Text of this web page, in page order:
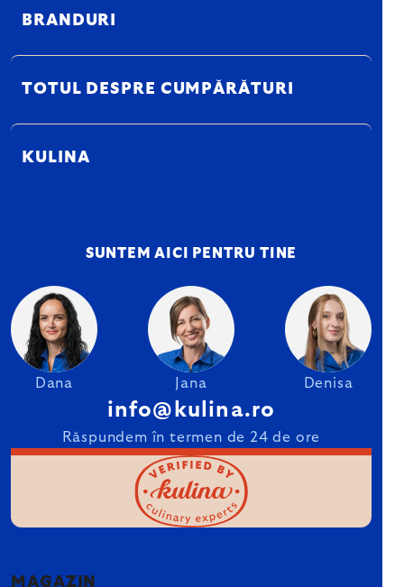
BRANDURI
TOTUL DESPRE CUMPĂRĂTURI
KULINA
SUNTEM AICI PENTRU TINE
Dana Jana Denisa
info@kulina.ro
Răspundem în termen de 24 de ore
MAGAZIN